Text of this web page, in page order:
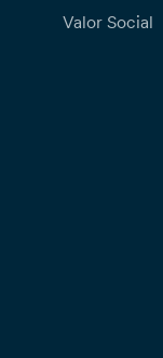
Valor Social